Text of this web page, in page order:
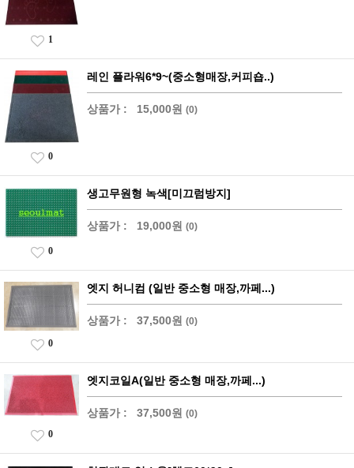
1
레인 플라워6*9~(중소형매장,커피숍..)
상품가 : 15,000원 (0)
0
생고무원형 녹색[미끄럼방지]
상품가 : 19,000원 (0)
0
엣지 허니컴 (일반 중소형 매장,까페...)
상품가 : 37,500원 (0)
0
엣지코일A(일반 중소형 매장,까페...)
상품가 : 37,500원 (0)
0